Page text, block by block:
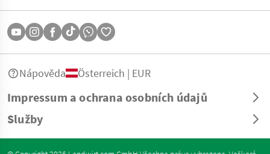
Impressum a ochrana osobních údajů
Služby
Nápověda Österreich | EUR